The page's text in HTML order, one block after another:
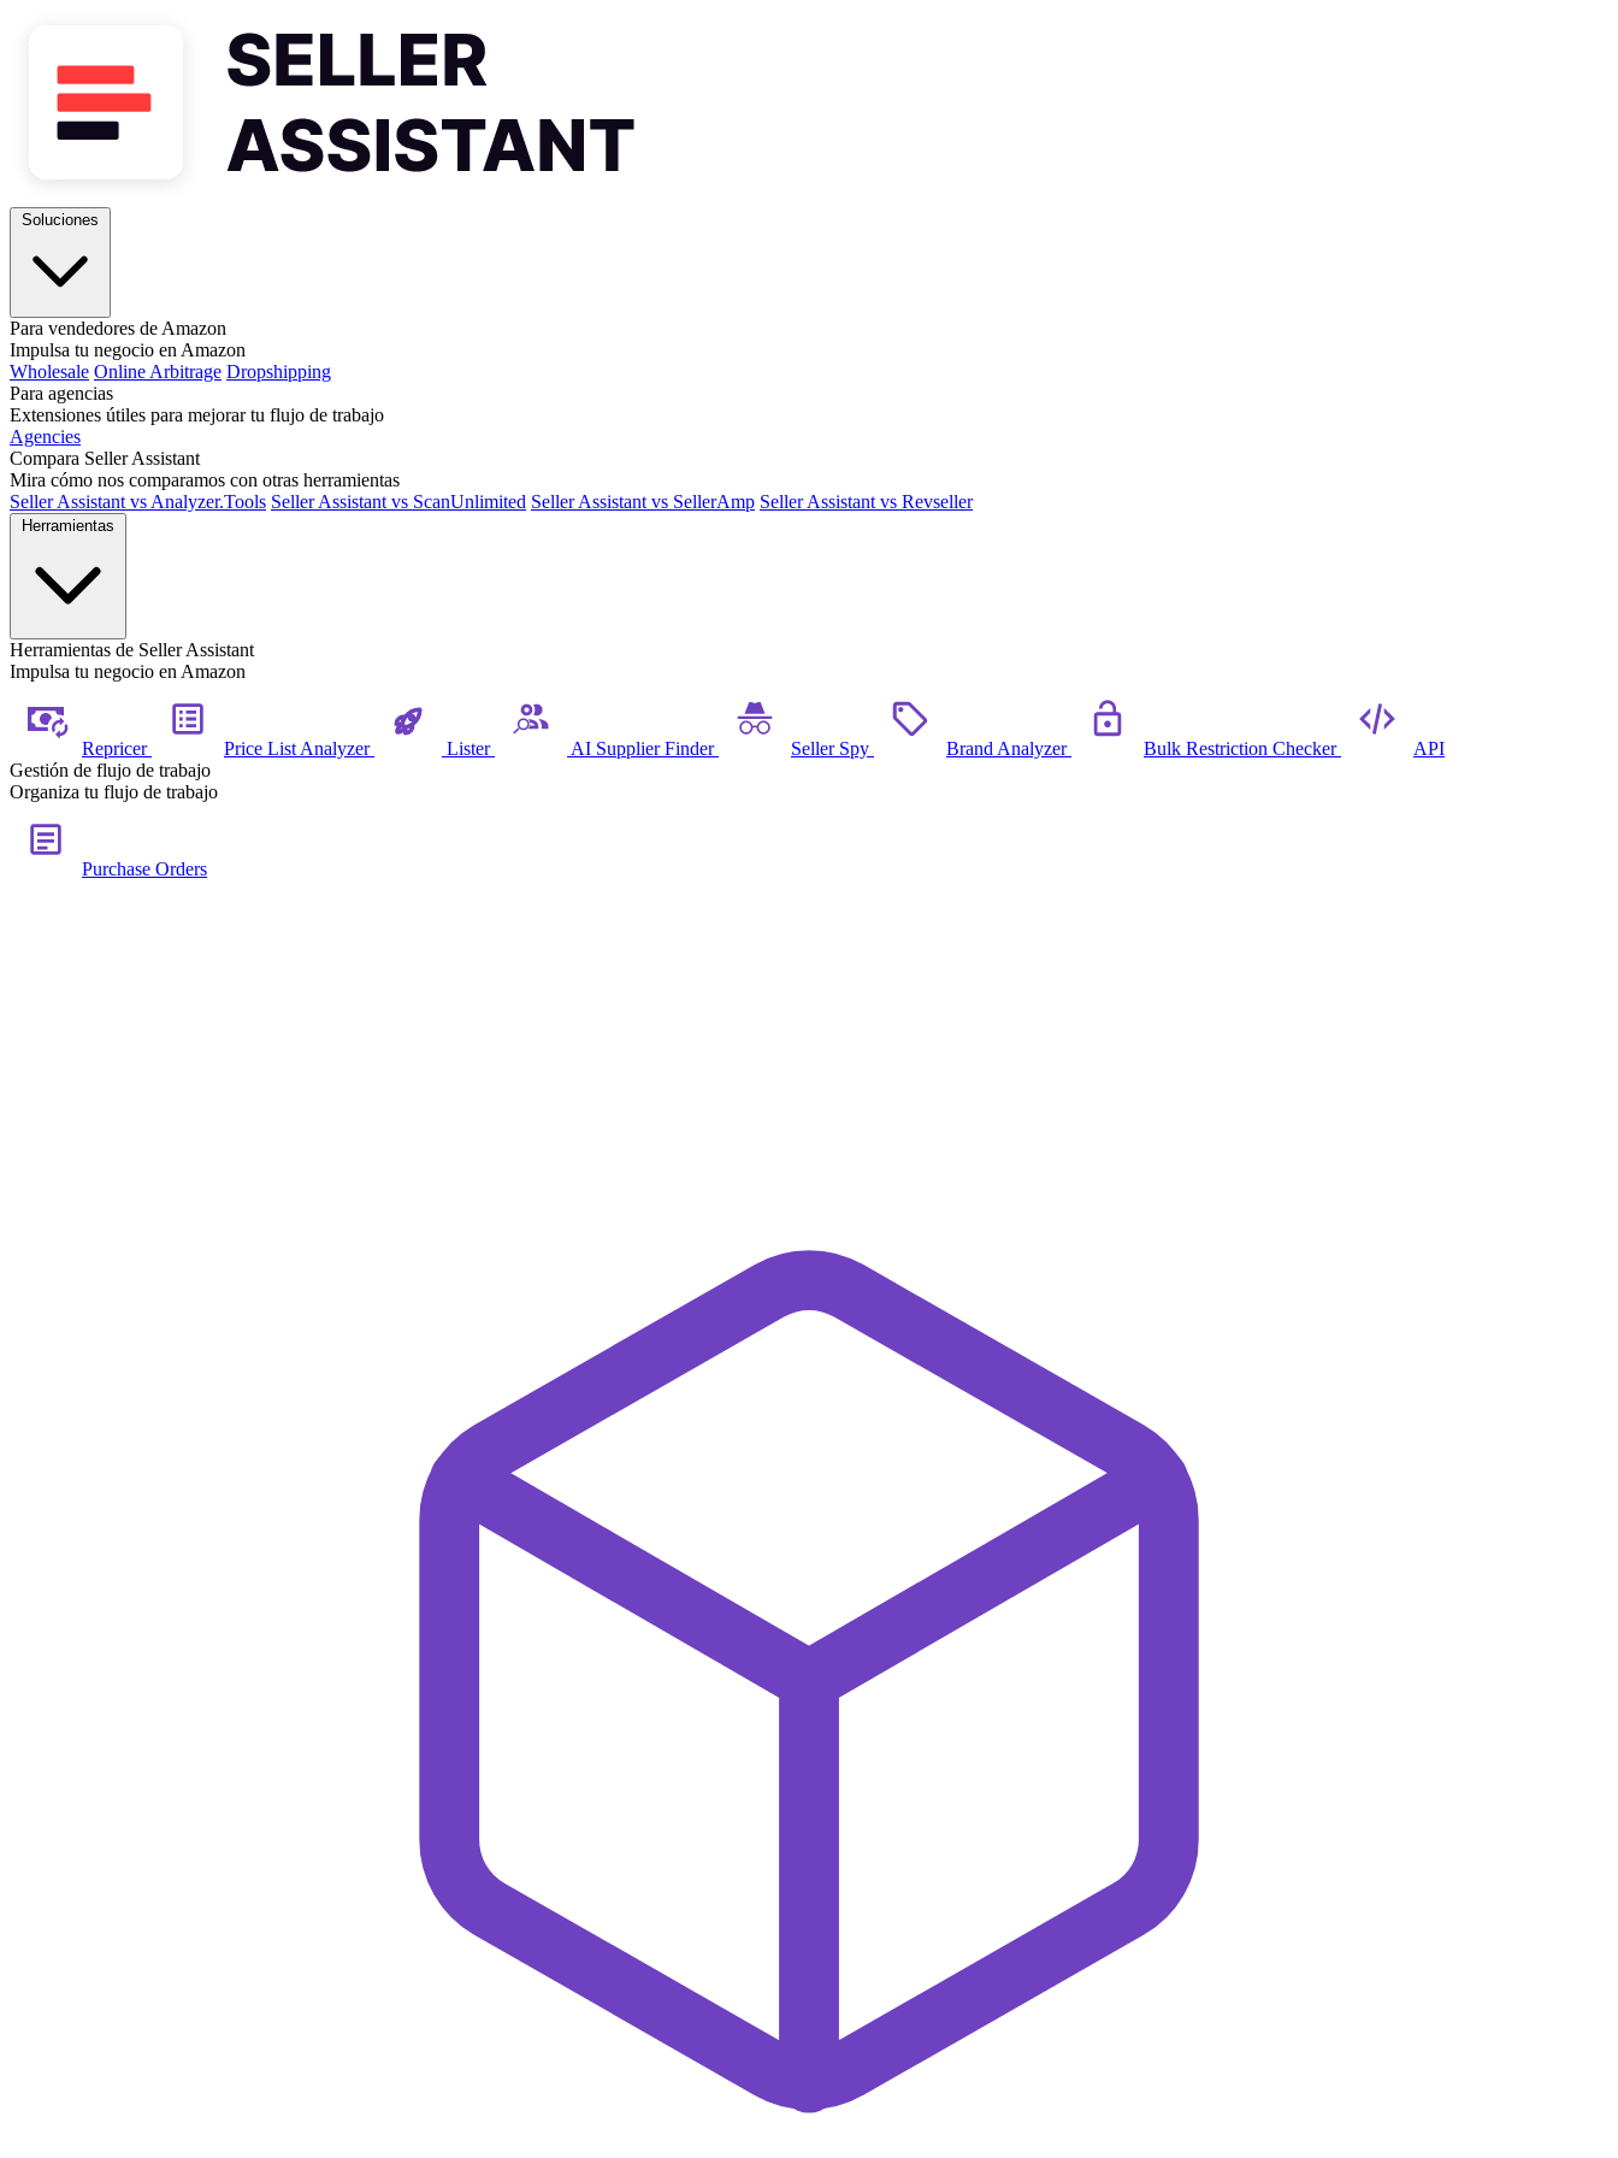
Para vendedores de Amazon
Impulsa tu negocio en Amazon
Wholesale Online Arbitrage Dropshipping
Para agencias
Extensiones útiles para mejorar tu flujo de trabajo
Agencies
Compara Seller Assistant
Mira cómo nos comparamos con otras herramientas
Seller Assistant vs Analyzer.Tools Seller Assistant vs ScanUnlimited Seller Assistant vs SellerAmp Seller Assistant vs Revseller
Herramientas de Seller Assistant
Impulsa tu negocio en Amazon
Repricer Price List Analyzer Lister AI Supplier Finder Seller Spy Brand Analyzer Bulk Restriction Checker
API
Gestión de flujo de trabajo
Organiza tu flujo de trabajo
Purchase Orders